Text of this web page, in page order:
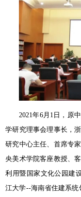
2021年6月1日，原
学研究理事会理事长，
研究中心主任、首席专
央美术学院客座教授、
利用暨国家文化公园建
江大学--海南省住建系统